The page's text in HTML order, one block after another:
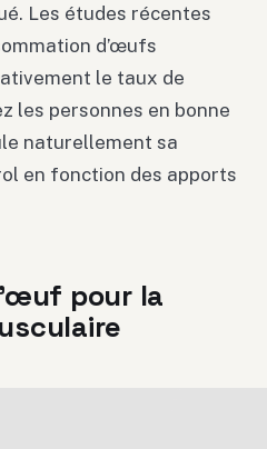
Les études récentes
d’œufs
le taux de
les personnes en bonne
naturellement sa
en fonction des apports
pour la